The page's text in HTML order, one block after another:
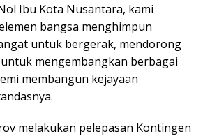
Ibu Kota Nusantara, kami
bangsa menghimpun
untuk bergerak, mendorong
mengembangkan berbagai
membangun kejayaan
melakukan pelepasan Kontingen